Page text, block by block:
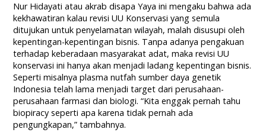
Nur Hidayati atau akrab disapa Yaya ini mengaku bahwa ada
kekhawatiran kalau revisi UU Konservasi yang semula
ditujukan untuk penyelamatan wilayah, malah disusupi oleh
kepentingan-kepentingan bisnis. Tanpa adanya pengakuan
terhadap keberadaan masyarakat adat, maka revisi UU
konservasi ini hanya akan menjadi ladang kepentingan bisnis.
Seperti misalnya plasma nutfah sumber daya genetik
Indonesia telah lama menjadi target dari perusahaan-
perusahaan farmasi dan biologi. “Kita enggak pernah tahu
biopiracy seperti apa karena tidak pernah ada
pengungkapan,” tambahnya.